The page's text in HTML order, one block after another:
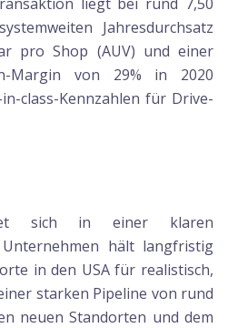
Jahresdurchsatz
pro Shop (AUV) und einer
Margin von 29% in 2020
class-Kennzahlen für Drive-
sich in einer klaren
Unternehmen hält langfristig
in den USA für realistisch,
starken Pipeline von rund
neuen Standorten und dem